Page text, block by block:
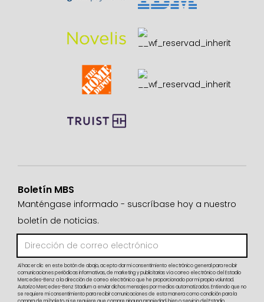
Boletín MBS
Manténgase informado - suscríbase hoy a nuestro
boletín de noticias.
Al hacer clic en este botón de abajo, acepto dar mi consentimiento electrónico general para recibir
comunicaciones periódicas informativas, de marketing y publicitarias vía correo electrónico del Estadio
Mercedes-Benz a la dirección de correo electrónico que he proporcionado por mi propia voluntad.
Autorizo Mercedes-Benz Stadium a enviar dichos mensajes por medios automatizados. Entiendo que no
se requiere mi consentimiento para recibir comunicaciones de esta manera como condición para la